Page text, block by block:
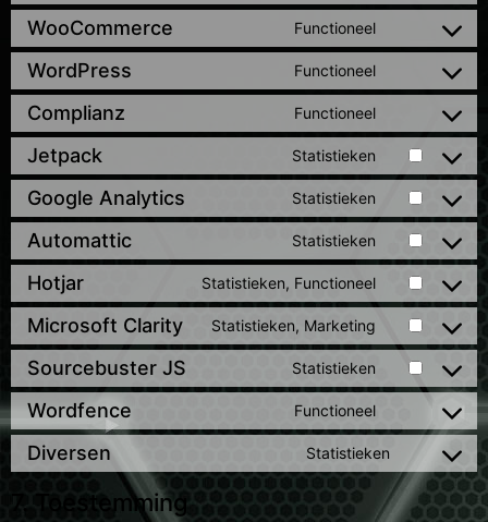
WooCommerce Functioneel
WordPress Functioneel
Complianz Functioneel
Jetpack Statistieken
Google Analytics Statistieken
Automattic Statistieken
Hotjar Statistieken, Functioneel
Microsoft Clarity Statistieken, Marketing
Sourcebuster JS Statistieken
Wordfence Functioneel
Diversen Statistieken
7. Toestemming